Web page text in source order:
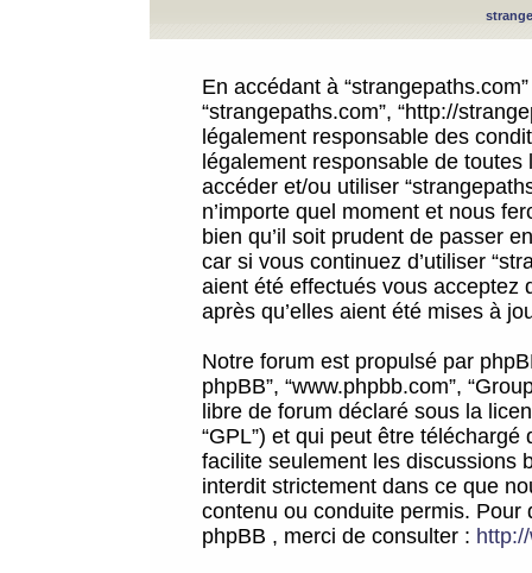
En accédant à
“strangepaths.com”, “http://
légalement responsable des
légalement responsable de
accéder et/ou utiliser
n’importe quel moment et nous
bien qu’il soit prudent de passer
car si vous continuez d’utiliser
aient été effectués vous acceptez
après qu’elles aient été mises à
Notre forum est propulsé par
phpBB”, “www.phpbb.com”,
libre de forum déclaré sous la
“GPL”) et qui peut être téléchargé
facilite seulement les discussions
interdit strictement dans ce que
contenu ou conduite permis.
phpBB , merci de consulter :